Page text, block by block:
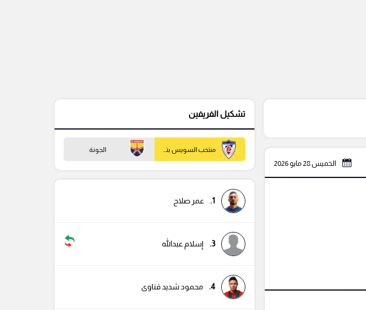
الخميس 28 مايو 2026
تشكيل الفريفين
الجونة
1. عمر صلاح
3. إسلام عبدالله
4. محمود شديد قناوى